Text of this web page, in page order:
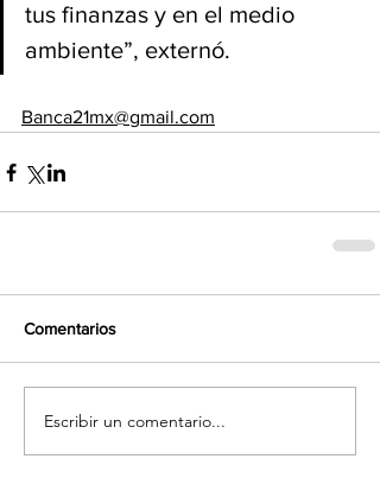
tus finanzas y en el medio
ambiente”, externó.
Banca21mx@gmail.com
Comentarios
Escribir un comentario...